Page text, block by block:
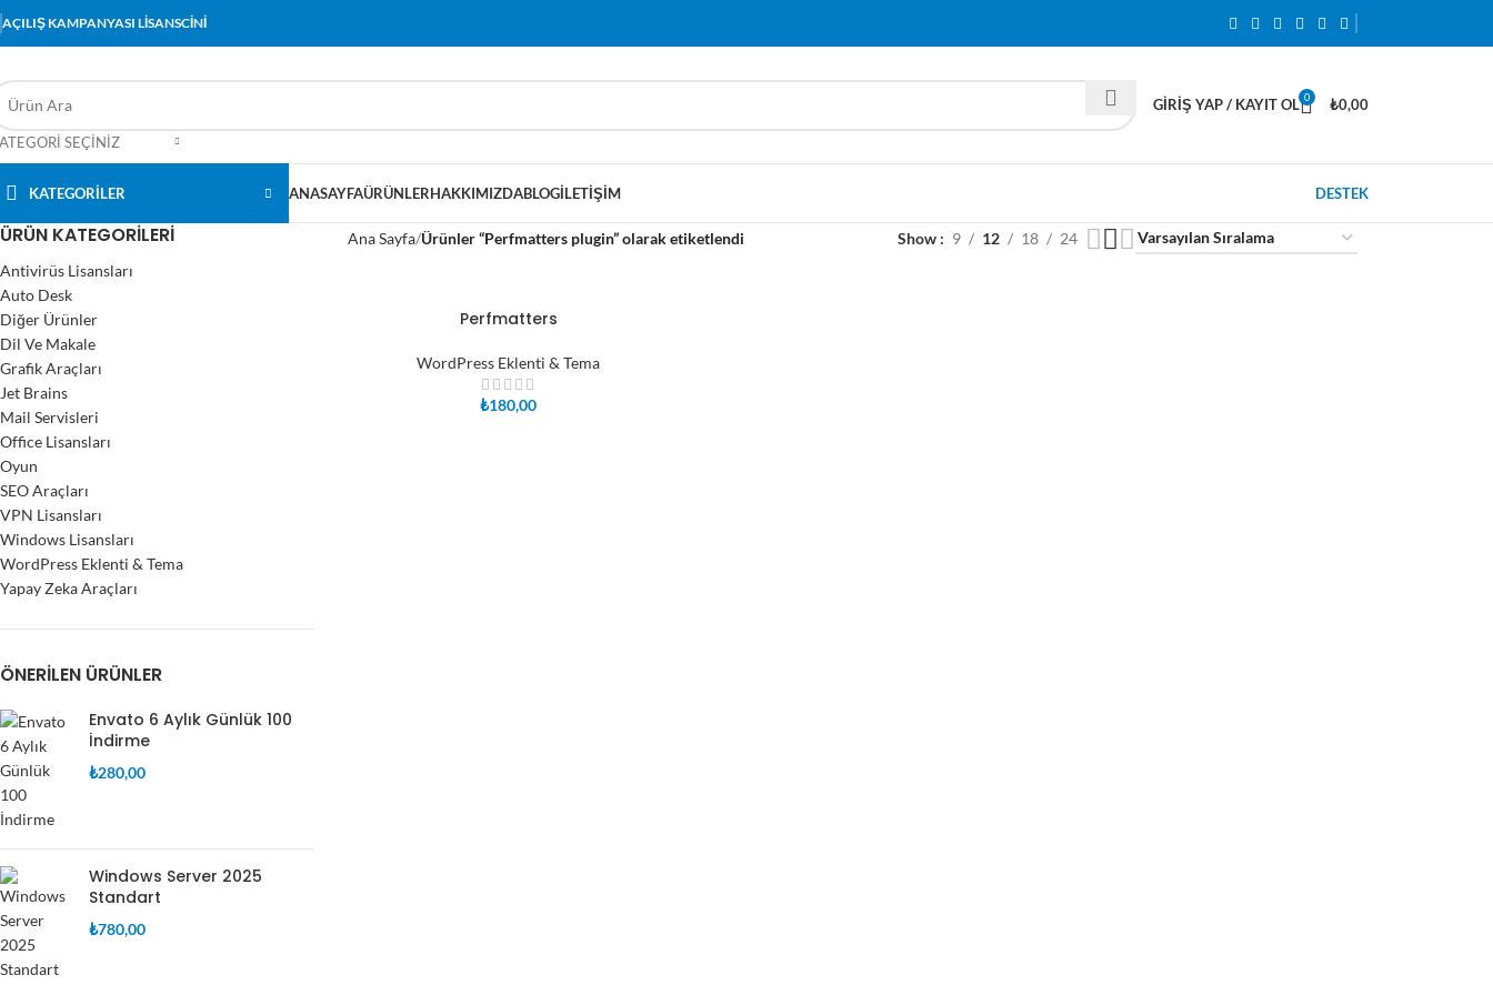
AÇILIŞ KAMPANYASI LİSANSCİNİ
SEÇINIZ
GIRIŞ YAP / KAYIT OL 0 ₺0,00
KATEGORİLER ANASAYFAÜRÜNLERHAKKIMIZDABLOGİLETIŞIM DESTEK
ÜRÜN KATEGORILERI
Antivirüs Lisansları
Auto Desk
Diğer Ürünler
Dil Ve Makale
Grafik Araçları
Jet Brains
Mail Servisleri
Office Lisansları
Oyun
SEO Araçları
VPN Lisansları
Windows Lisansları
WordPress Eklenti & Tema
Yapay Zeka Araçları
ÖNERILEN ÜRÜNLER
Envato 6 Aylık Günlük 100
İndirme
₺280,00
Windows Server 2025
Standart
₺780,00
Ana Sayfa Ürünler “Perfmatters plugin” olarak etiketlendi Show 9 12 18 24
Perfmatters
WordPress Eklenti & Tema
₺180,00